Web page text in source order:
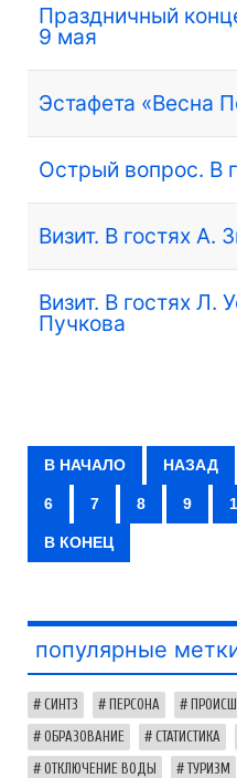
Праздничный
9 мая
Эстафета «Весна
Острый вопрос. В
Визит. В гостях А.
Визит. В гостях Л.
Пучкова
В НАЧАЛО НАЗАД
6 7 8 9
В КОНЕЦ
популярные
СИНТЗ ПЕРСОНА
ОБРАЗОВАНИЕ СТАТИСТИКА
ОТКЛЮЧЕНИЕ ВОДЫ ТУРИЗМ